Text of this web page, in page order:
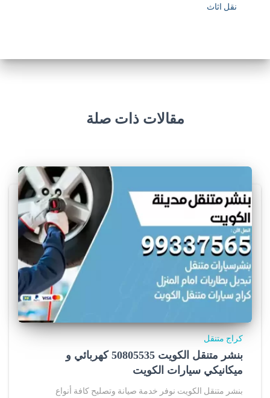
نقل اثاث
مقالات ذات صلة
كراج متنقل
بنشر متنقل الكويت 50805535‬ كهربائي و
ميكانيكي سيارات الكويت
بنشر متنقل الكويت نوفر خدمة صيانة وتصليح كافة أنواع